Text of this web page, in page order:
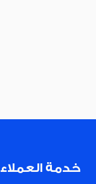
خدمة العملاء